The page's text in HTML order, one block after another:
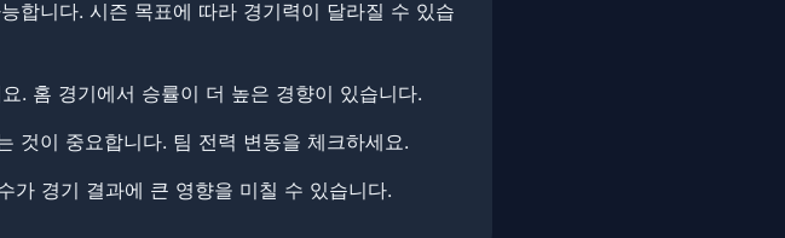
합니다. ​​시즌 목표에 따라 경기력이 달라질 수 있습
. ​홈 경기에서 승률이 더 높은 경향이 있습니다.
것이 중요합니다. 팀 전력 변동을 체크하세요.
가 경기 결과에 큰 영향을 미칠 수 있습니다.